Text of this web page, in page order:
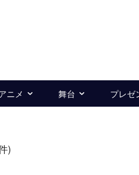
ニメ 舞台 プレゼ
)